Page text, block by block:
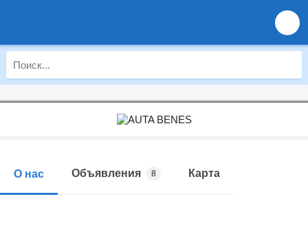
О нас Объявления 8 Карта